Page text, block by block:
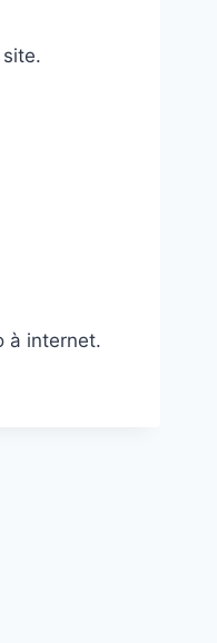
à internet.